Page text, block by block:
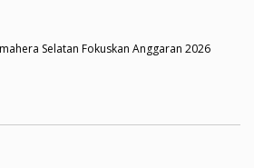
Selatan Fokuskan Anggaran 2026